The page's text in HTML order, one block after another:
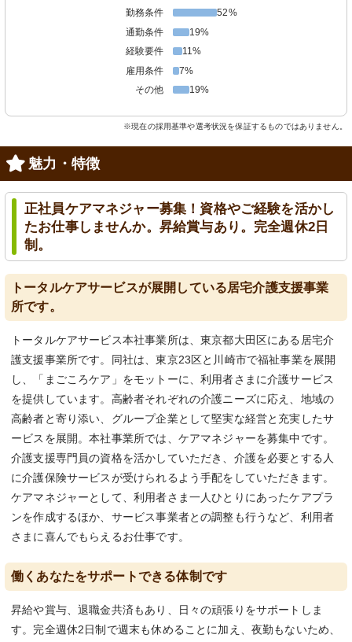
勤務条件
52%
通勤条件
19%
経験要件
11%
雇用条件
7%
その他
19%
※現在の採用基準や選考状況を保証するものではありません。
魅力・特徴
正社員ケアマネジャー募集！資格やご経験を活かし
たお仕事しませんか。昇給賞与あり。完全週休2日
制。
トータルケアサービスが展開している居宅介護支援事業
所です。
トータルケアサービス本社事業所は、東京都大田区にある居宅介
護支援事業所です。同社は、東京23区と川崎市で福祉事業を展開
し、「まごころケア」をモットーに、利用者さまに介護サービス
を提供しています。高齢者それぞれの介護ニーズに応え、地域の
高齢者と寄り添い、グループ企業として堅実な経営と充実したサ
ービスを展開。本社事業所では、ケアマネジャーを募集中です。
介護支援専門員の資格を活かしていただき、介護を必要とする人
に介護保険サービスが受けられるよう手配をしていただきます。
ケアマネジャーとして、利用者さま一人ひとりにあったケアプラ
ンを作成するほか、サービス事業者との調整も行うなど、利用者
さまに喜んでもらえるお仕事です。
働くあなたをサポートできる体制です
昇給や賞与、退職金共済もあり、日々の頑張りをサポートしま
す。完全週休2日制で週末も休めることに加え、夜勤もないため、